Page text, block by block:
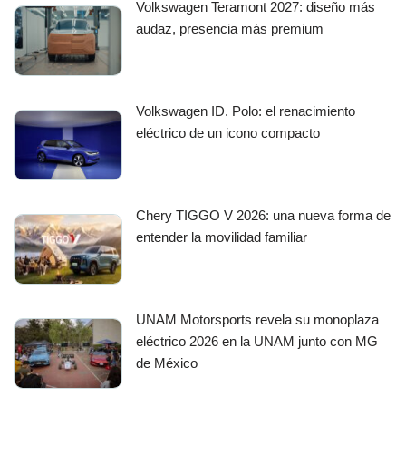
Volkswagen Teramont 2027: diseño más
audaz, presencia más premium
Volkswagen ID. Polo: el renacimiento
eléctrico de un icono compacto
Chery TIGGO V 2026: una nueva forma de
entender la movilidad familiar
UNAM Motorsports revela su monoplaza
eléctrico 2026 en la UNAM junto con MG
de México